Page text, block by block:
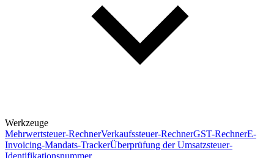
Werkzeuge
Mehrwertsteuer-RechnerVerkaufssteuer-RechnerGST-RechnerE-
Invoicing-Mandats-TrackerÜberprüfung der Umsatzsteuer-
Identifikationsnummer